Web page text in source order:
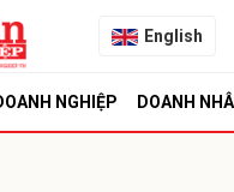
English
NGHIỆP DOANH